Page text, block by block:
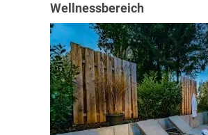
Wellnessbereich